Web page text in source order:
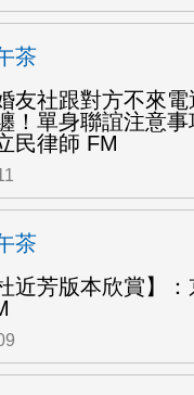
茶
友社跟對方不來
！單身聯誼注意
民律師 FM
茶
近芳版本欣賞】